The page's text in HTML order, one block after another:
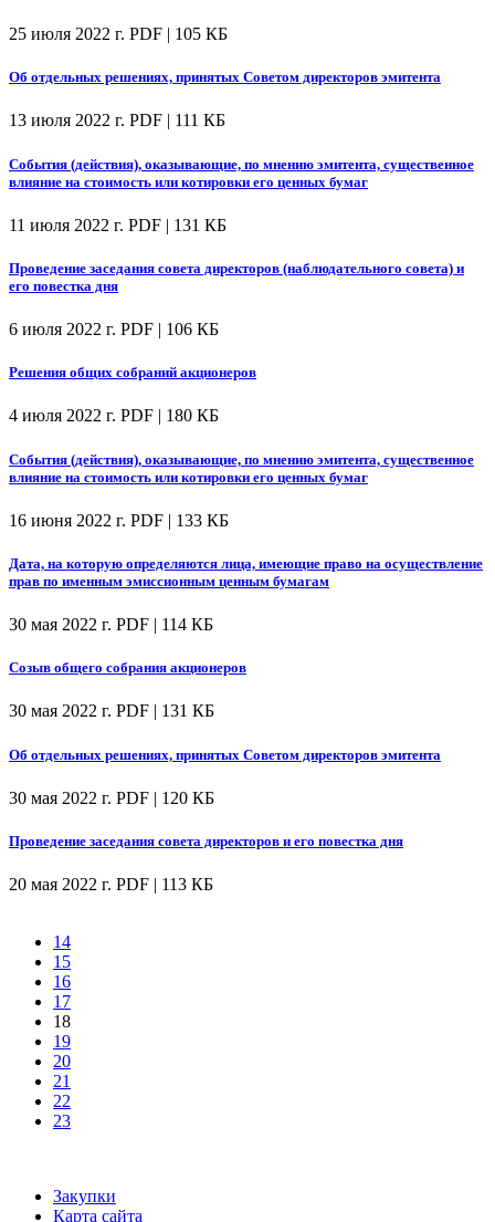
25 июля 2022 г. PDF | 105 КБ
Об отдельных решениях, принятых Советом директоров эмитента
13 июля 2022 г. PDF | 111 КБ
События (действия), оказывающие, по мнению эмитента, существенное
влияние на стоимость или котировки его ценных бумаг
11 июля 2022 г. PDF | 131 КБ
Проведение заседания совета директоров (наблюдательного совета) и
его повестка дня
6 июля 2022 г. PDF | 106 КБ
Решения общих собраний акционеров
4 июля 2022 г. PDF | 180 КБ
События (действия), оказывающие, по мнению эмитента, существенное
влияние на стоимость или котировки его ценных бумаг
16 июня 2022 г. PDF | 133 КБ
Дата, на которую определяются лица, имеющие право на осуществление
прав по именным эмиссионным ценным бумагам
30 мая 2022 г. PDF | 114 КБ
Созыв общего собрания акционеров
30 мая 2022 г. PDF | 131 КБ
Об отдельных решениях, принятых Советом директоров эмитента
30 мая 2022 г. PDF | 120 КБ
Проведение заседания совета директоров и его повестка дня
20 мая 2022 г. PDF | 113 КБ
14
15
16
17
18
19
20
21
22
23
Закупки
Карта сайта